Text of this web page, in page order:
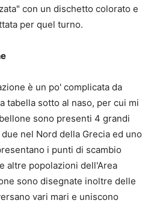
con un dischetto colorato e
per quel turno.
è un po' complicata da
tabella sotto al naso, per cui mi
sono presenti 4 grandi
nel Nord della Grecia ed uno
i punti di scambio
altre popolazioni dell'Area
sono disegnate inoltre delle
vari mari e uniscono